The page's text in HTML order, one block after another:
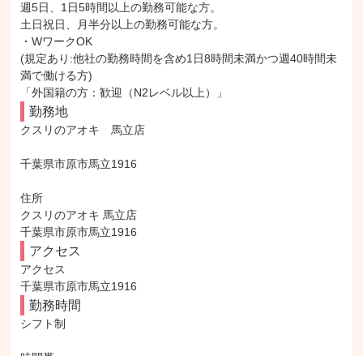
週5日、1日5時間以上の勤務可能な方。
土日祝日、月半分以上の勤務可能な方。
・WワークOK
(規定あり:他社の勤務時間を含め1日8時間未満かつ週40時間未
満で働ける方)
「外国籍の方：歓迎（N2レベル以上）」
勤務地
クスリのアオキ　馬立店
千葉県市原市馬立1916
住所
クスリのアオキ 馬立店
千葉県市原市馬立1916
アクセス
アクセス
千葉県市原市馬立1916
勤務時間
シフト制